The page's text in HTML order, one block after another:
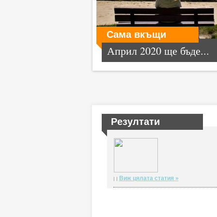
Сама вкъщи
Април 2020 ще бъде...
Резултати
| | Виж цялата статия »